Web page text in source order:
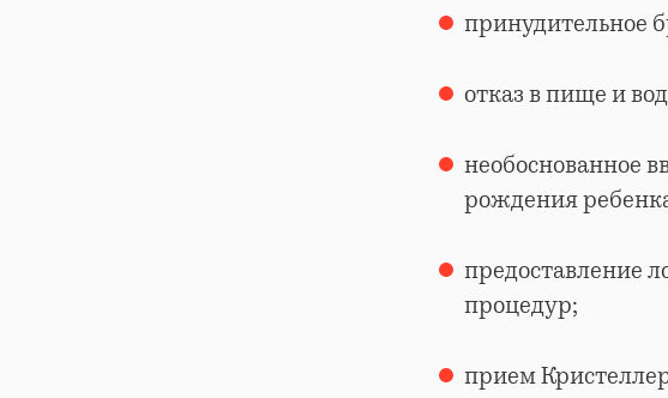
принудительное
отказ в пище и
необоснованное
рождения
предоставление
процедур;
прием